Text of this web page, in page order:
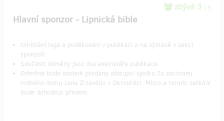
zbývá 3 z 5
Hlavní sponzor - Lipnická bible
Umístění loga a poděkování v publikaci a na výstavě v sekci
sponzoři.
Součástí odměny jsou dva exempláře publikace.
Odměna bude osobně předána zástupci spolku Za záchranu
rodného domu Jana Zrzavého v Okrouhlici. Místo a termín setkání
bude dohodnut předem.